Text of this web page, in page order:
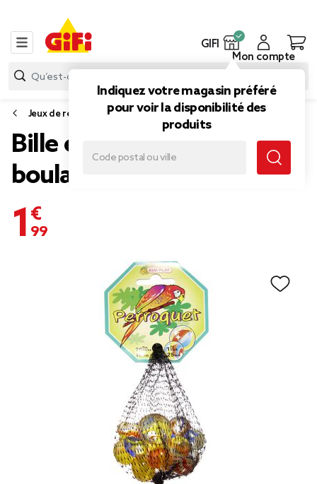
GIFI
Indiquez votre magasin préféré
pour voir la disponibilité des
produits
Mon compte
Jeux de récréation
Bille en verre x20 + 1
boulard Perroquet
1,99 €